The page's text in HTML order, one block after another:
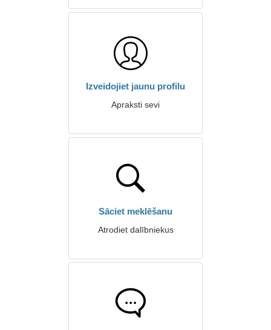
Izveidojiet jaunu profilu
Apraksti sevi
Sāciet meklēšanu
Atrodiet dalībniekus